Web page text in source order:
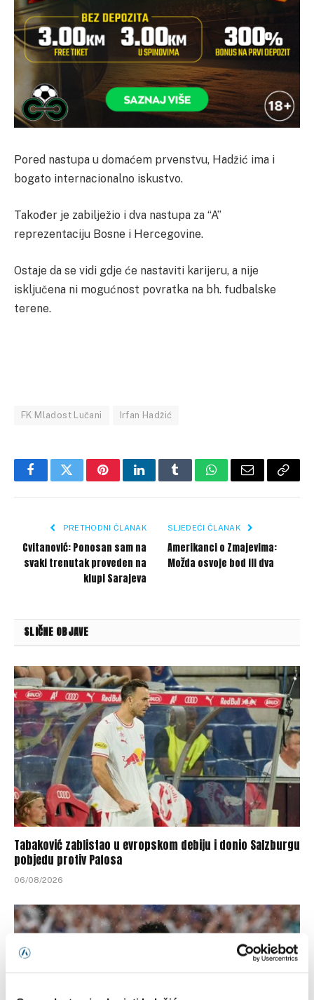
Pored nastupa u domaćem prvenstvu, Hadžić ima i
bogato internacionalno iskustvo.
Također je zabilježio i dva nastupa za “A”
reprezentaciju Bosne i Hercegovine.
Ostaje da se vidi gdje će nastaviti karijeru, a nije
isključena ni mogućnost povratka na bh. fudbalske
terene.
FK Mladost Lučani Irfan Hadžić
FacebookTwitterPinterestLinkedInTumblrWhatsApp
Email Copy
PRETHODNI ČLANAK
Cvitanović: Ponosan sam na
svaki trenutak proveden na
klupi Sarajeva
SLJEDEĆI ČLANAK
Amerikanci o Zmajevima:
Možda osvoje bod ili dva
SLIČNE OBJAVE
Tabaković zablistao u evropskom debiju i donio Salzburgu
pobjedu protiv Pafosa
06/08/2026